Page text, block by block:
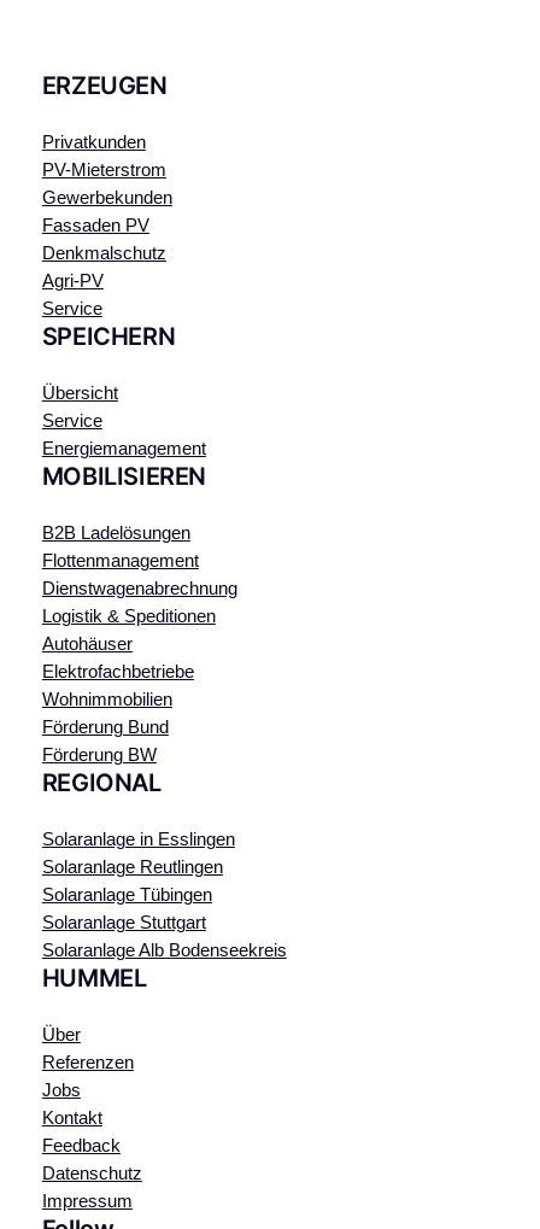
ERZEUGEN
Privatkunden
PV-Mieterstrom
Gewerbekunden
Fassaden PV
Denkmalschutz
Agri-PV
Service
SPEICHERN
Übersicht
Service
Energiemanagement
MOBILISIEREN
B2B Ladelösungen
Flottenmanagement
Dienstwagenabrechnung
Logistik & Speditionen
Autohäuser
Elektrofachbetriebe
Wohnimmobilien
Förderung Bund
Förderung BW
REGIONAL
Solaranlage in Esslingen
Solaranlage Reutlingen
Solaranlage Tübingen
Solaranlage Stuttgart
Solaranlage Alb Bodenseekreis
HUMMEL
Über
Referenzen
Jobs
Kontakt
Feedback
Datenschutz
Impressum